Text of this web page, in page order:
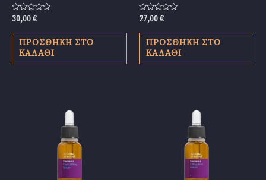
Βαθμολογήθηκε
0
από
30,00€
ΠΡΟΣΘΉΚΗ ΣΤΟ
ΚΑΛΆΘΙ
Βαθμολογήθηκε
0
από
27,00€
ΠΡΟΣΘΉΚΗ ΣΤΟ
ΚΑΛΆΘΙ